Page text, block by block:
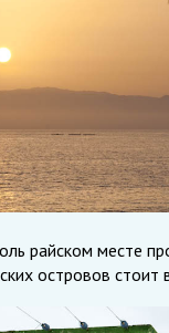
райском месте
островов стоит